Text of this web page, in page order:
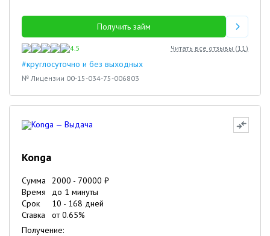
Получить займ
4.5 Читать все отзывы (11)
#круглосуточно и без выходных
№ Лицензии 00-15-034-75-006803
Konga
Сумма 2000 - 70000 ₽
Время
до 1 минуты
Срок
10 - 168 дней
Ставка
от0.65%
Получение: